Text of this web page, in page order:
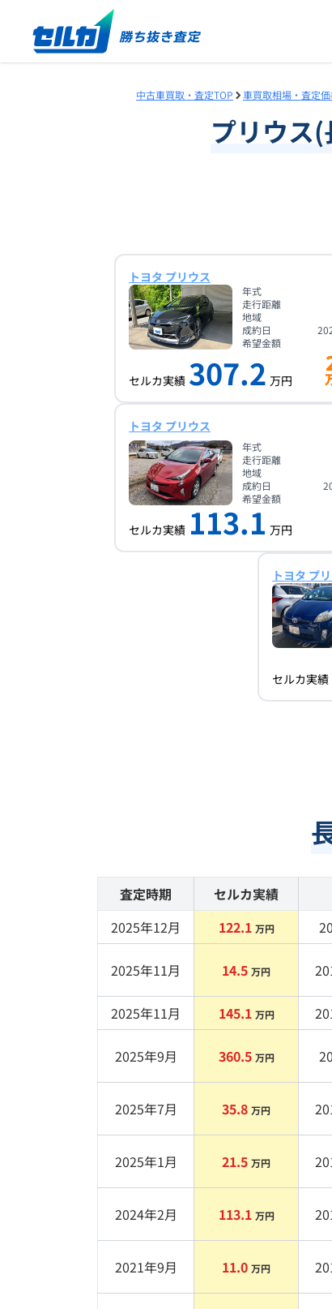
中古車買取・査定TOP 車買取相場・査定
プリウス(
トヨタ プリウス
年式
走行距離
地域
成約日
希望金額
セルカ実績 307.2 万円
トヨタ プリウス
年式
走行距離
地域
成約日
希望金額
セルカ実績 113.1 万円
トヨタ プ
セルカ実績
査定時期 セルカ実績
2025年12月
122.1 万円
2025年11月 14.5 万円
2025年11月 145.1 万円
2025年9月 360.5 万円
2025年7月 35.8 万円
2025年1月 21.5 万円
2024年2月 113.1 万円
2021年9月 11.0 万円